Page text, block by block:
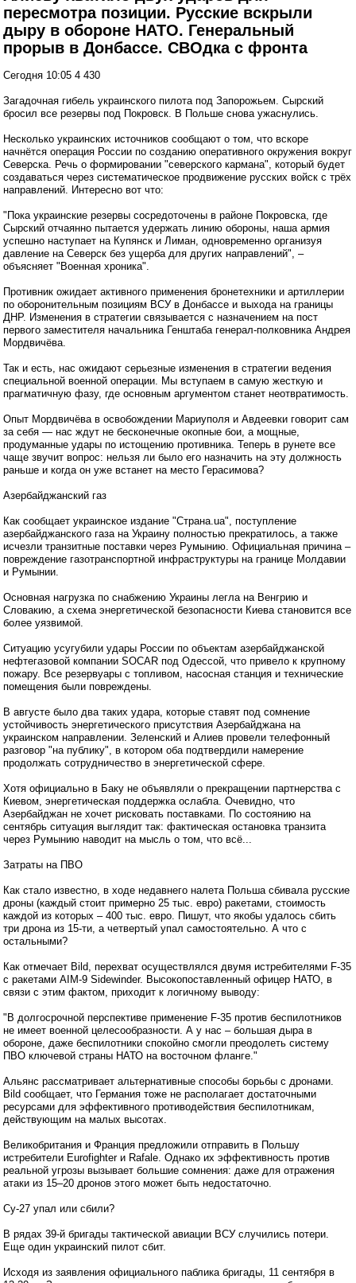
пересмотра позиции. Русские вскрыли
дыру в обороне НАТО. Генеральный
прорыв в Донбассе. СВОдка с фронта
Сегодня 10:05 4 430
Загадочная гибель украинского пилота под Запорожьем. Сырский
бросил все резервы под Покровск. В Польше снова ужаснулись.
Несколько украинских источников сообщают о том, что вскоре
начнётся операция России по созданию оперативного окружения вокруг
Северска. Речь о формировании "северского кармана", который будет
создаваться через систематическое продвижение русских войск с трёх
направлений. Интересно вот что:
"Пока украинские резервы сосредоточены в районе Покровска, где
Сырский отчаянно пытается удержать линию обороны, наша армия
успешно наступает на Купянск и Лиман, одновременно организуя
давление на Северск без ущерба для других направлений", –
объясняет "Военная хроника".
Противник ожидает активного применения бронетехники и артиллерии
по оборонительным позициям ВСУ в Донбассе и выхода на границы
ДНР. Изменения в стратегии связывается с назначением на пост
первого заместителя начальника Генштаба генерал-полковника Андрея
Мордвичёва.
Так и есть, нас ожидают серьезные изменения в стратегии ведения
специальной военной операции. Мы вступаем в самую жесткую и
прагматичную фазу, где основным аргументом станет неотвратимость.
Опыт Мордвичёва в освобождении Мариуполя и Авдеевки говорит сам
за себя — нас ждут не бесконечные окопные бои, а мощные,
продуманные удары по истощению противника. Теперь в рунете все
чаще звучит вопрос: нельзя ли было его назначить на эту должность
раньше и когда он уже встанет на место Герасимова?
Азербайджанский газ
Как сообщает украинское издание "Страна.ua", поступление
азербайджанского газа на Украину полностью прекратилось, а также
исчезли транзитные поставки через Румынию. Официальная причина –
повреждение газотранспортной инфраструктуры на границе Молдавии
и Румынии.
Основная нагрузка по снабжению Украины легла на Венгрию и
Словакию, а схема энергетической безопасности Киева становится все
более уязвимой.
Ситуацию усугубили удары России по объектам азербайджанской
нефтегазовой компании SOCAR под Одессой, что привело к крупному
пожару. Все резервуары с топливом, насосная станция и технические
помещения были повреждены.
В августе было два таких удара, которые ставят под сомнение
устойчивость энергетического присутствия Азербайджана на
украинском направлении. Зеленский и Алиев провели телефонный
разговор "на публику", в котором оба подтвердили намерение
продолжать сотрудничество в энергетической сфере.
Хотя официально в Баку не объявляли о прекращении партнерства с
Киевом, энергетическая поддержка ослабла. Очевидно, что
Азербайджан не хочет рисковать поставками. По состоянию на
сентябрь ситуация выглядит так: фактическая остановка транзита
через Румынию наводит на мысль о том, что всё...
Затраты на ПВО
Как стало известно, в ходе недавнего налета Польша сбивала русские
дроны (каждый стоит примерно 25 тыс. евро) ракетами, стоимость
каждой из которых – 400 тыс. евро. Пишут, что якобы удалось сбить
три дрона из 15-ти, а четвертый упал самостоятельно. А что с
остальными?
Как отмечает Bild, перехват осуществлялся двумя истребителями F-35
с ракетами AIM-9 Sidewinder. Высокопоставленный офицер НАТО, в
связи с этим фактом, приходит к логичному выводу:
"В долгосрочной перспективе применение F-35 против беспилотников
не имеет военной целесообразности. А у нас – большая дыра в
обороне, даже беспилотники спокойно смогли преодолеть систему
ПВО ключевой страны НАТО на восточном фланге."
Альянс рассматривает альтернативные способы борьбы с дронами.
Bild сообщает, что Германия тоже не располагает достаточными
ресурсами для эффективного противодействия беспилотникам,
действующим на малых высотах.
Великобритания и Франция предложили отправить в Польшу
истребители Eurofighter и Rafale. Однако их эффективность против
реальной угрозы вызывает большие сомнения: даже для отражения
атаки из 15–20 дронов этого может быть недостаточно.
Су-27 упал или сбили?
В рядах 39-й бригады тактической авиации ВСУ случились потери.
Еще один украинский пилот сбит.
Исходя из заявления официального паблика бригады, 11 сентября в